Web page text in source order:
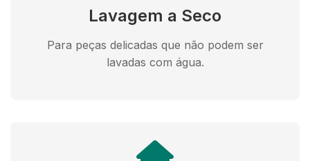
Lavagem a Seco
Para peças delicadas que não podem ser
lavadas com água.